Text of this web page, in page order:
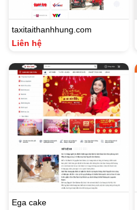
taxitaithanhhung.com
Liên hệ
Ega cake